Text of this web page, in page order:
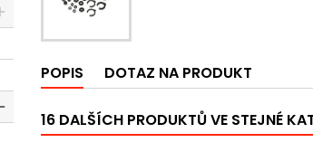
POPIS DOTAZ NA PRODUKT
16 DALŠÍCH PRODUKTŮ VE STEJNÉ